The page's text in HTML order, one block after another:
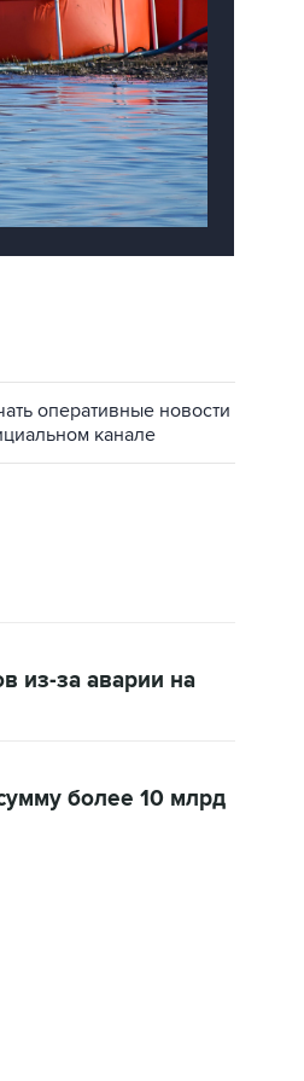
оперативные новости
канале
из-за аварии на
более 10 млрд